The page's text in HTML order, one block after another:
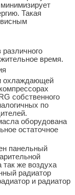
Такая
время.
охлаждающей
собственного
по
оборудована
остаточное
панельный
так же воздуха
радиатор
и радиатор